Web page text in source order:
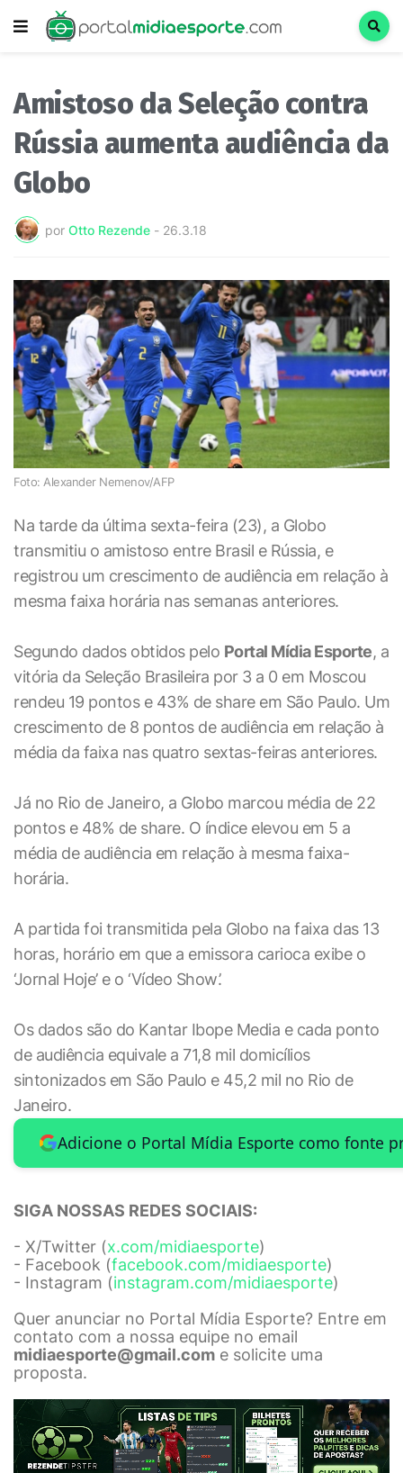
Amistoso da Seleção contra
Rússia aumenta audiência da
Globo
por Otto Rezende - 26.3.18
Foto: Alexander Nemenov/AFP
Na tarde da última sexta-feira (23), a Globo
transmitiu o amistoso entre Brasil e Rússia, e
registrou um crescimento de audiência em relação à
mesma faixa horária nas semanas anteriores.
Segundo dados obtidos pelo Portal Mídia Esporte, a
vitória da Seleção Brasileira por 3 a 0 em Moscou
rendeu 19 pontos e 43% de share em São Paulo. Um
crescimento de 8 pontos de audiência em relação à
média da faixa nas quatro sextas-feiras anteriores.
Já no Rio de Janeiro, a Globo marcou média de 22
pontos e 48% de share. O índice elevou em 5 a
média de audiência em relação à mesma faixa-
horária.
A partida foi transmitida pela Globo na faixa das 13
horas, horário em que a emissora carioca exibe o
‘Jornal Hoje’ e o ‘Vídeo Show’.
Os dados são do Kantar Ibope Media e cada ponto
de audiência equivale a 71,8 mil domicílios
sintonizados em São Paulo e 45,2 mil no Rio de
Janeiro.
Adicione o Portal Mídia Esporte como fonte
SIGA NOSSAS REDES SOCIAIS:
- X/Twitter (x.com/midiaesporte)
- Facebook (facebook.com/midiaesporte)
- Instagram (instagram.com/midiaesporte)
Quer anunciar no Portal Mídia Esporte? Entre em
contato com a nossa equipe no email
midiaesporte@gmail.com e solicite uma
proposta.